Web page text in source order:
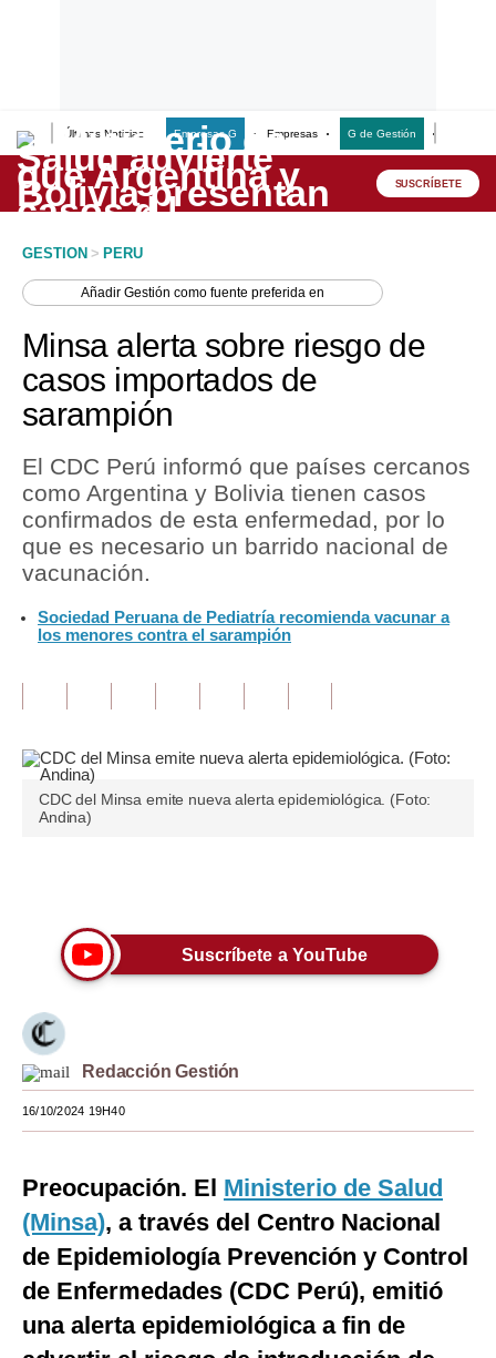
Últimas Noticias Empresas G Empresas G de Gestión
Lo último
Peru Quiosco
Economía
Mercados
Política
Finanzas Personales
Inmobiliarias
Opinión
Editorial
Pregunta de hoy
Lujo
Viajes
Moda
Estilos
Mundo
España
Internacional
Tecnología
SUSCRÍBETE
GESTION > PERU
AñadirGestión como fuente preferida en
Minsa alerta sobre riesgo de
casos importados de
sarampión
El CDC Perú informó que países cercanos
como Argentina y Bolivia tienen casos
confirmados de esta enfermedad, por lo
que es necesario un barrido nacional de
vacunación.
Sociedad Peruana de Pediatría recomienda vacunar a
los menores contra el sarampión
CDC del Minsa emite nueva alerta epidemiológica. (Foto:
Andina)
Suscríbete a YouTube
Redacción Gestión
16/10/2024 19H40
Preocupación. El Ministerio de Salud
(Minsa), a través del Centro Nacional
de Epidemiología Prevención y Control
de Enfermedades (CDC Perú), emitió
una alerta epidemiológica a fin de